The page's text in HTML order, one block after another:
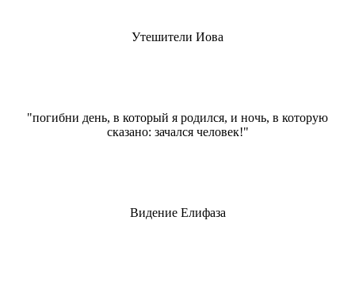
Утешители Иова
"погибни день, в который я родился, и ночь, в которую
сказано: зачался человек!"
Видение Елифаза